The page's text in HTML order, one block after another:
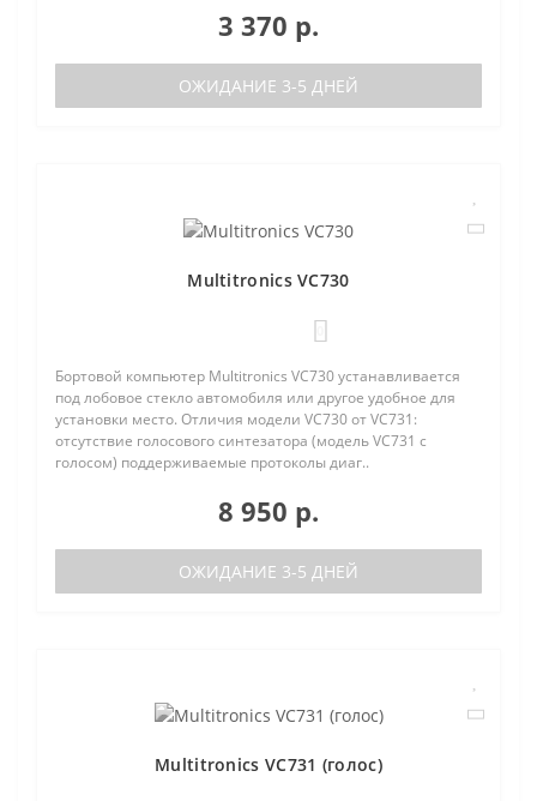
3 370 р.
ОЖИДАНИЕ 3-5 ДНЕЙ
Multitronics VC730
Бортовой компьютер Multitronics VC730 устанавливается
под лобовое стекло автомобиля или другое удобное для
установки место. Отличия модели VC730 от VC731:
отсутствие голосового синтезатора (модель VC731 с
голосом) поддерживаемые протоколы диаг..
8 950 р.
ОЖИДАНИЕ 3-5 ДНЕЙ
Multitronics VC731 (голос)